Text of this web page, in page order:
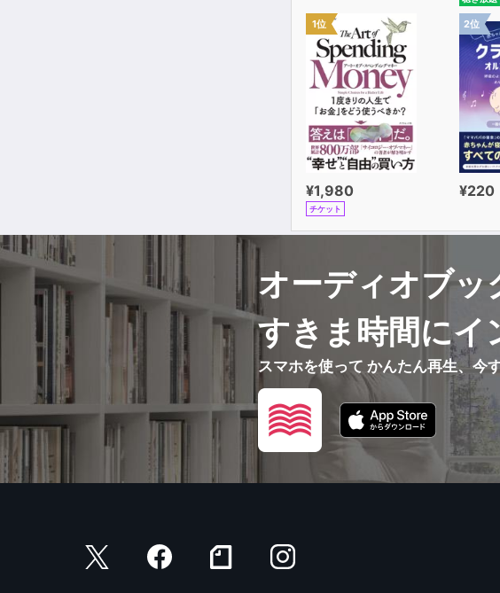
1位
¥1,980
チケット
2位
¥220
オーディオブッ
すきま時間にイ
スマホを使って かんたん再生、今